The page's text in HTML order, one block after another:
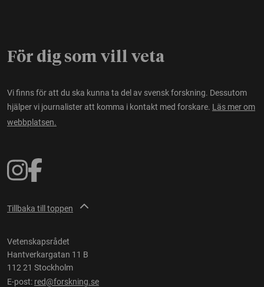
För dig som vill veta
Vi finns för att du ska kunna ta del av svensk forskning. Dessutom
hjälper vi journalister att komma i kontakt med forskare. Läs mer om
webbplatsen.
Tillbaka till toppen
Vetenskapsrådet
Hantverkargatan 11 B
112 21 Stockholm
E-post: red@forskning.se